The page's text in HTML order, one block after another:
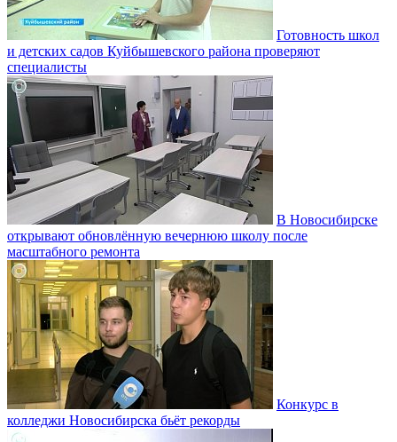
Готовность школ
и детских садов Куйбышевского района проверяют
специалисты
В Новосибирске
открывают обновлённую вечернюю школу после
масштабного ремонта
Конкурс в
колледжи Новосибирска бьёт рекорды